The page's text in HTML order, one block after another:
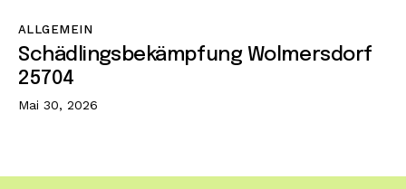
ALLGEMEIN
Schädlingsbekämpfung Wolmersdorf
25704
Mai 30, 2026